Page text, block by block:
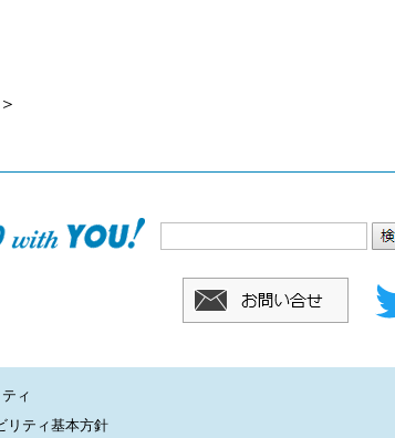
＞
ィ
リティ基本方針